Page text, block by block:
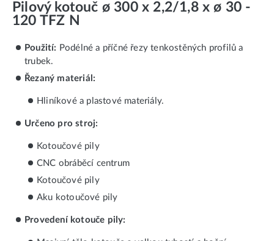
Pilový kotouč ø 300 x 2,2/1,8 x ø 30 -
120 TFZ N
Použití: Podélné a příčné řezy tenkostěných profilů a
trubek.
Řezaný materiál:
Hliníkové a plastové materiály.
Určeno pro stroj:
Kotoučové pily
CNC obráběcí centrum
Kotoučové pily
Aku kotoučové pily
Provedení kotouče pily: